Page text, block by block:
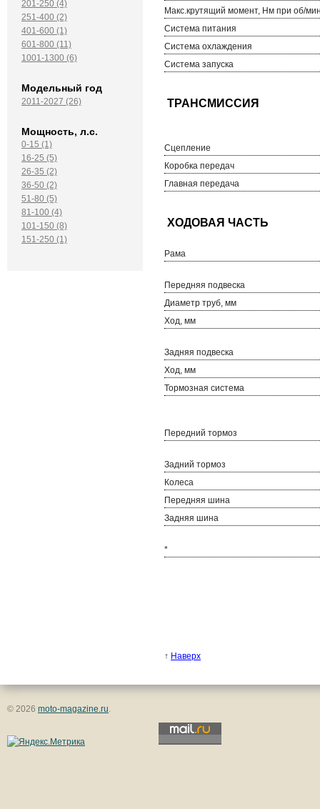
201-250 (4)
251-400 (2)
401-600 (1)
601-800 (11)
1001-1300 (6)
Модельный год
2011-2027 (26)
Мощность, л.с.
0-15 (1)
16-25 (5)
26-35 (2)
36-50 (2)
51-80 (5)
81-100 (4)
101-150 (8)
151-250 (1)
Макс.крутящий момент, Нм при об/
Система питания
Система охлаждения
Система запуска
Сцепление
Коробка передач
Главная передача
Рама
Передняя подвеска
Диаметр труб, мм
Ход, мм
Задняя подвеска
Ход, мм
Тормозная система
Передний тормоз
Задний тормоз
Колеса
Передняя шина
Задняя шина
*
↑ Наверх
© 2026 moto-magazine.ru